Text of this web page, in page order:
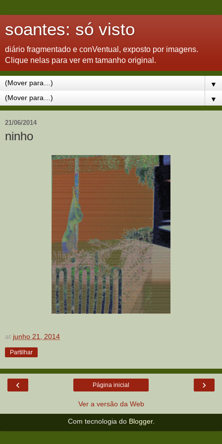
soantes: só visto
diário fragmentado e conVentual, exposto por imagens.
Clique nelas para ver em tamanho original.
▼
▼
21/06/2014
ninho
at junho 21, 2014
Partilhar
‹ ›
Página inicial
Ver a versão da Web
Com tecnologia do Blogger.